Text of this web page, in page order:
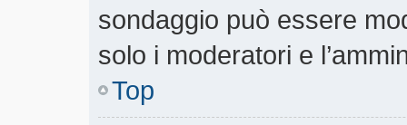
sondaggio può essere
solo i moderatori e
Top